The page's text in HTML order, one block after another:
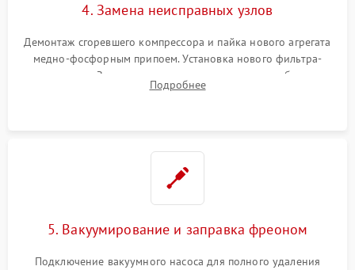
4. Замена неисправных узлов
Демонтаж сгоревшего компрессора и пайка нового агрегата
медно-фосфорным припоем. Установка нового фильтра-
осушителя. Замена изношенных вентиляторов обдува,
сломанных заслонок или поврежденных дверных петель.
Подробнее
5. Вакуумирование и заправка фреоном
Подключение вакуумного насоса для полного удаления